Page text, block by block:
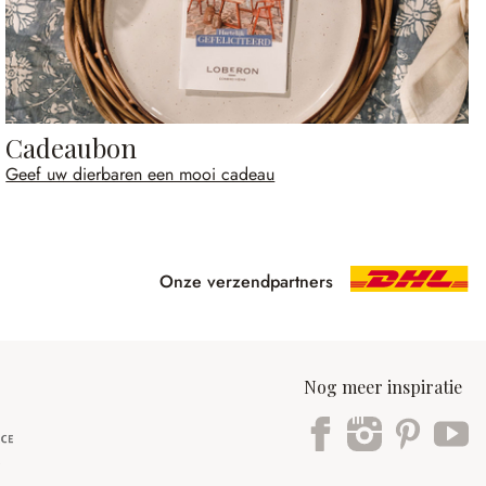
Cadeaubon
Geef uw dierbaren een mooi cadeau
Onze verzendpartners
Nog meer inspiratie